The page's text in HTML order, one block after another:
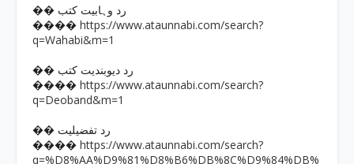
�� رد وہابیت کتب
���� https://www.ataunnabi.com/search?
q=Wahabi&m=1
�� رد دیوبندیت کتب
���� https://www.ataunnabi.com/search?
q=Deoband&m=1
�� رد تفضیلیت
���� https://www.ataunnabi.com/search?
q=%D8%AA%D9%81%D8%B6%DB%8C%D9%84%DB%